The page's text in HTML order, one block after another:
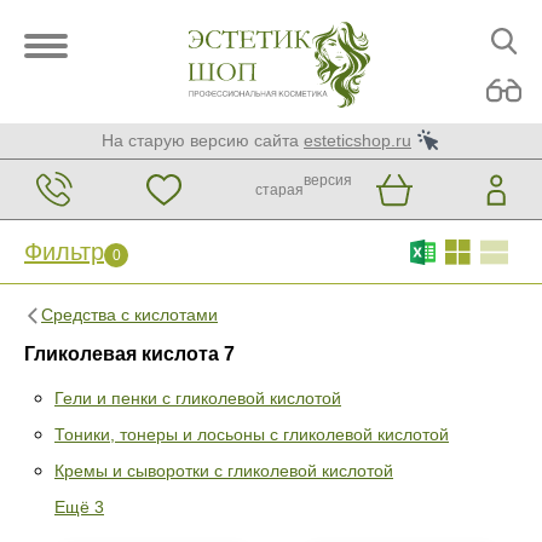
На старую версию сайта esteticshop.ru
старая
версия
Фильтр 0
Средства с кислотами
Гликолевая кислота 7
Гели и пенки с гликолевой кислотой
Тоники, тонеры и лосьоны с гликолевой кислотой
Кремы и сыворотки с гликолевой кислотой
Ещё 3
Фильтр 0